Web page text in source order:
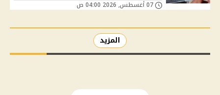
المزيد